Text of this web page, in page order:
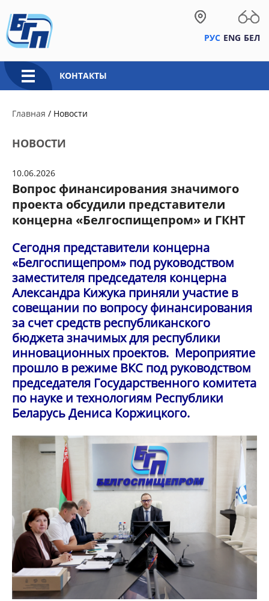
РУС ENG БЕЛ
КОНТАКТЫ
Главная / Новости
НОВОСТИ
10.06.2026
Вопрос финансирования значимого
проекта обсудили представители
концерна «Белгоспищепром» и ГКНТ
Сегодня представители концерна
«Белгоспищепром» под руководством
заместителя председателя концерна
Александра Кижука приняли участие в
совещании по вопросу финансирования
за счет средств республиканского
бюджета значимых для республики
инновационных проектов. Мероприятие
прошло в режиме ВКС под руководством
председателя Государственного комитета
по науке и технологиям Республики
Беларусь Дениса Коржицкого.